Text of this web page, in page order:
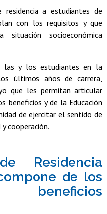
residencia a estudiantes de
con los requisitos y que
situación socioeconómica
las y los estudiantes en la
últimos años de carrera,
que les permitan articular
beneficios y de la Educación
de ejercitar el sentido de
cooperación.
Residencia
de los